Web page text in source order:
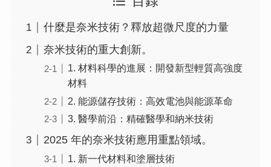
什麼是奈米技術？釋放超微尺度的力量
奈米技術的重大創新。
1. 材料科學的進展：開發新型輕質高強度
材料
2. 能源儲存技術：高效電池與能源革命
3. 醫學前沿：精確醫學和納米技術
2025 年的奈米技術應用重點領域。
1. 新一代材料和塗層技術